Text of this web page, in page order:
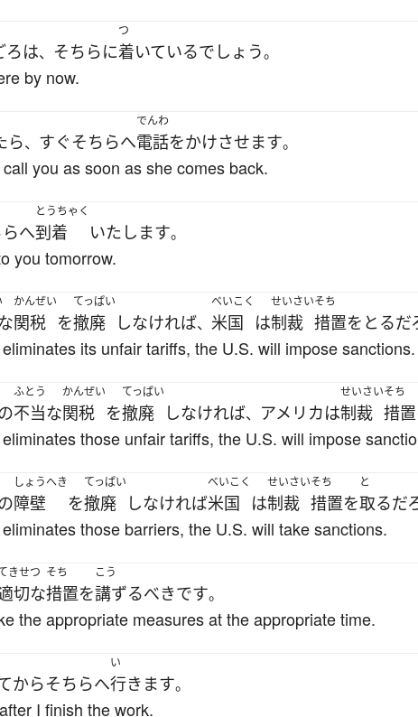
ろは、 そちらに
つ
着いているでしょう。
by now.
ら、 すぐそちらへ
でんわ
電話をかけさせます。
you as soon as she comes back.
へ
とうちゃく
到着 いたします。
you tomorrow.
かんぜい
関税 を
てっぱい
撤廃 しなければ、
べいこく
米国 は
せいさい
制裁
そち
措置を とるだ
its unfair tariffs, the U.S. will impose sanctions.
ふとう
不当な
かんぜい
関税 を
てっぱい
撤廃 しなければ、 アメリカは
せいさい
制裁
そち
措置
those unfair tariffs, the U.S. will impose
しょうへき
障壁 を
てっぱい
撤廃 しなければ
べいこく
米国 は
せいさい
制裁
そち
措置を
と
取るだ
those barriers, the U.S. will take sanctions.
きせつ
切な
そち
措置を
こう
講ずるべきです。
the appropriate measures at the appropriate time.
からそちらへ
い
行きます。
I finish the work.